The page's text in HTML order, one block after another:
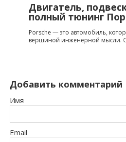
Двигатель,
полный тюнинг
Porsche — это автомобиль,
вершиной инженерной мысли.
Добавить комментарий
Имя
Email